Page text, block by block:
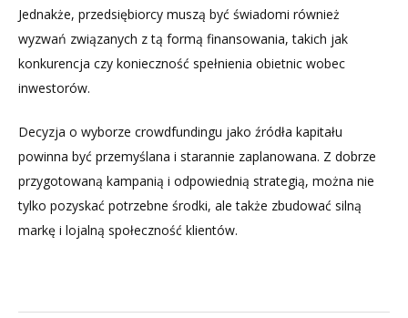
Jednakże, przedsiębiorcy muszą być świadomi również
wyzwań związanych z tą formą finansowania, takich jak
konkurencja czy konieczność spełnienia obietnic wobec
inwestorów.
Decyzja o wyborze crowdfundingu jako źródła kapitału
powinna być przemyślana i starannie zaplanowana. Z dobrze
przygotowaną kampanią i odpowiednią strategią, można nie
tylko pozyskać potrzebne środki, ale także zbudować silną
markę i lojalną społeczność klientów.